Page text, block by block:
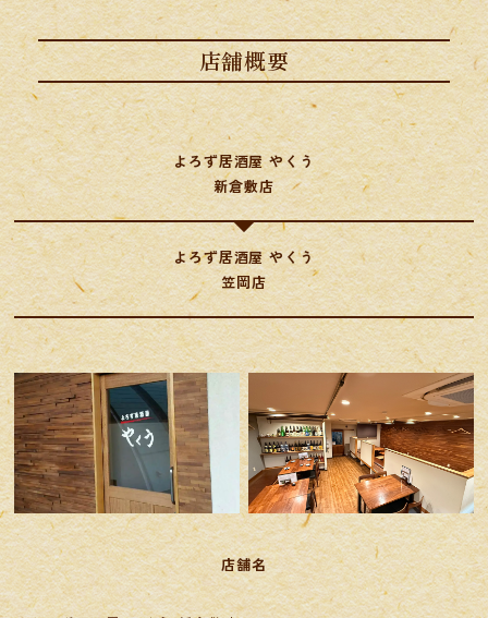
店舗概要
よろず居酒屋 やくう
​​​​​​​新倉敷店
よろず居酒屋 やくう
笠岡店
店舗名